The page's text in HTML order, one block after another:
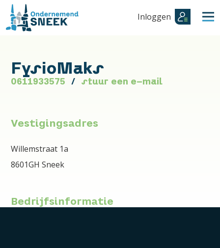
Inloggen
FysioMaks
0611933575 stuur een e-mail
Vestigingsadres
Willemstraat 1a
8601GH Sneek
Bedrijfsinformatie